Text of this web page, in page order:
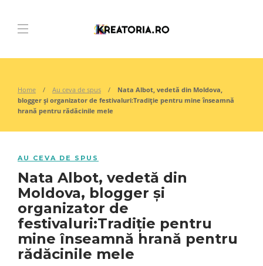
Home Au ceva de spus
Nata Albot, vedetă din Moldova,
blogger și organizator de festivaluri:Tradiție pentru mine înseamnă
hrană pentru rădăcinile mele
AU CEVA DE SPUS
Nata Albot, vedetă din
Moldova, blogger și
organizator de
festivaluri:Tradiție pentru
mine înseamnă hrană pentru
rădăcinile mele